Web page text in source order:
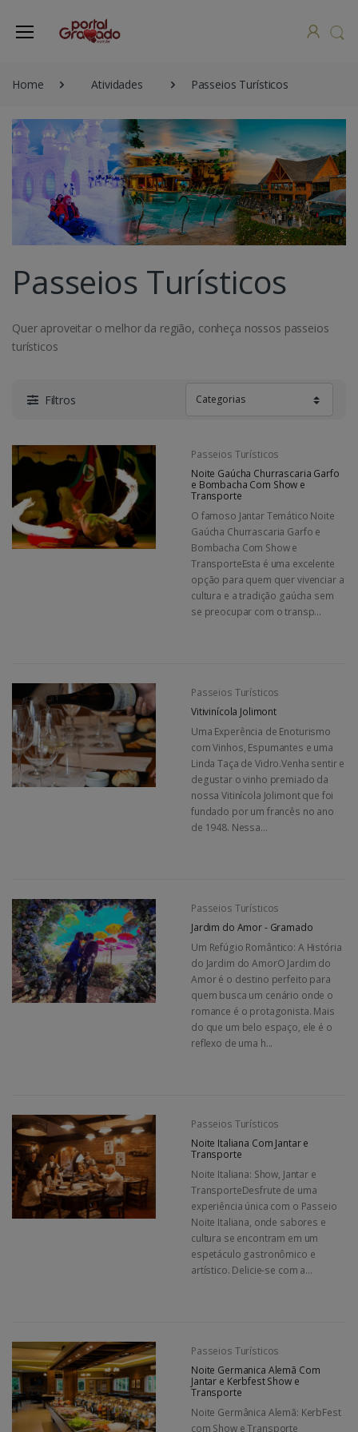
Home Atividades Passeios Turísticos
Passeios Turísticos
Quer aproveitar o melhor da região, conheça nossos passeios
turísticos
Filtros
Passeios Turísticos
Noite Gaúcha Churrascaria Garfo
e Bombacha Com Show e
Transporte
O famoso Jantar Temático Noite
Gaúcha Churrascaria Garfo e
Bombacha Com Show e
TransporteEsta é uma excelente
opção para quem quer vivenciar a
cultura e a tradição gaúcha sem
se preocupar com o transp...
Passeios Turísticos
Vitivinícola Jolimont
Uma Experência de Enoturismo
com Vinhos, Espumantes e uma
Linda Taça de Vidro.Venha sentir e
degustar o vinho premiado da
nossa Vitinícola Jolimont que foi
fundado por um francês no ano
de 1948. Nessa...
Passeios Turísticos
Jardim do Amor - Gramado
Um Refúgio Romântico: A História
do Jardim do AmorO Jardim do
Amor é o destino perfeito para
quem busca um cenário onde o
romance é o protagonista. Mais
do que um belo espaço, ele é o
reflexo de uma h...
Passeios Turísticos
Noite Italiana Com Jantar e
Transporte
Noite Italiana: Show, Jantar e
TransporteDesfrute de uma
experiência única com o Passeio
Noite Italiana, onde sabores e
cultura se encontram em um
espetáculo gastronômico e
artístico. Delicie-se com a...
Passeios Turísticos
Noite Germanica Alemã Com
Jantar e Kerbfest Show e
Transporte
Noite Germânica Alemã: KerbFest
com Show e Transporte